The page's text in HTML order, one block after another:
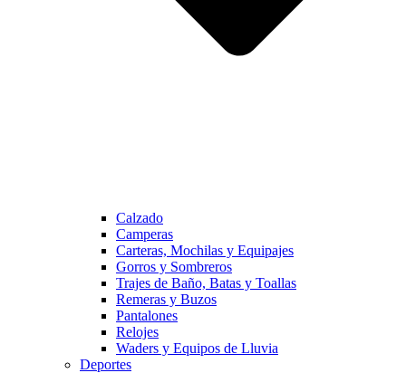
Calzado
Camperas
Carteras, Mochilas y Equipajes
Gorros y Sombreros
Trajes de Baño, Batas y Toallas
Remeras y Buzos
Pantalones
Relojes
Waders y Equipos de Lluvia
Deportes